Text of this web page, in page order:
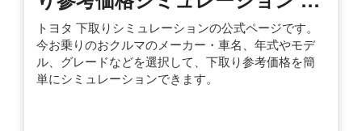
トヨタ 下取りシミュレーションの公式ページです。
今お乗りのおクルマのメーカー・車名、年式やモデ
ル、グレードなどを選択して、下取り参考価格を簡
単にシミュレーションできます。